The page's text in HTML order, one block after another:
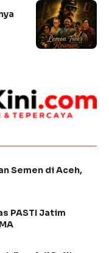
Semen di Aceh,
PASTI Jatim